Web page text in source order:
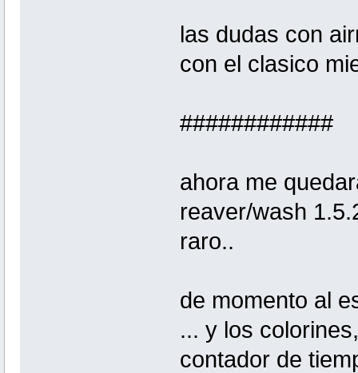
las dudas con
con el clasico
############
ahora me
reaver/wash
raro..
de momento al
... y los
contador de